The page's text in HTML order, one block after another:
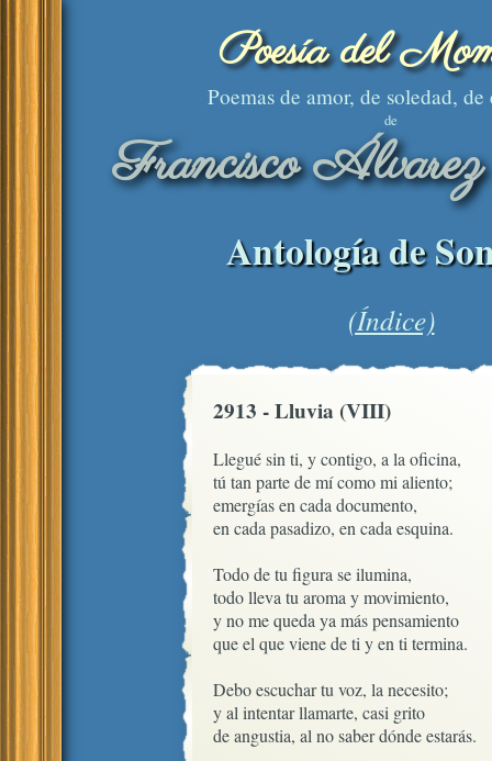
Poesía del
Poemas de amor, de soledad, de
de
Francisco
Antología de
(Índice)
2913 - Lluvia (VIII)
Llegué sin ti, y contigo, a la oficina,
tú tan parte de mí como mi aliento;
emergías en cada documento,
en cada pasadizo, en cada esquina.
Todo de tu figura se ilumina,
todo lleva tu aroma y movimiento,
y no me queda ya más pensamiento
que el que viene de ti y en ti termina.
Debo escuchar tu voz, la necesito;
y al intentar llamarte, casi grito
de angustia, al no saber dónde estarás.